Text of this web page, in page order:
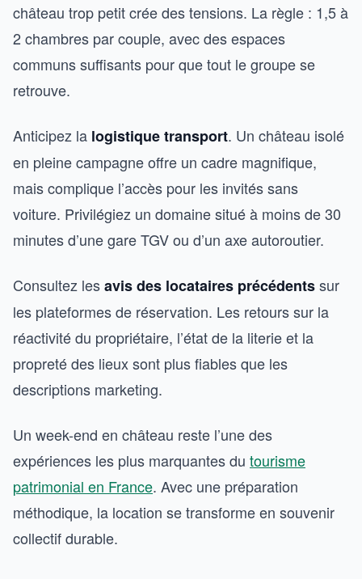
château trop petit crée des tensions. La règle : 1,5 à
2 chambres par couple, avec des espaces
communs suffisants pour que tout le groupe se
retrouve.
Anticipez la logistique transport. Un château isolé
en pleine campagne offre un cadre magnifique,
mais complique l’accès pour les invités sans
voiture. Privilégiez un domaine situé à moins de 30
minutes d’une gare TGV ou d’un axe autoroutier.
Consultez lesavis des locataires précédentssur
les plateformes de réservation. Les retours sur la
réactivité du propriétaire, l’état de la literie et la
propreté des lieux sont plus fiables que les
descriptions marketing.
Un week-end en château reste l’une des
expériences les plus marquantes du tourisme
patrimonial en France. Avec une préparation
méthodique, la location se transforme en souvenir
collectif durable.